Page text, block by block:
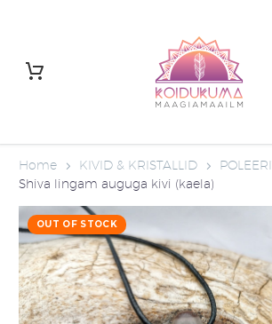
Home KIVID & KRISTALLID
Shiva lingam auguga kivi (kaela)
OUT OF STOCK